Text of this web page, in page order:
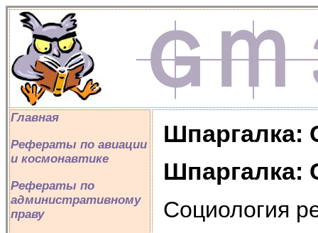
Главная
Рефераты по авиации
и космонавтике
Рефераты по
административному
праву
Шпаргалка:
Шпаргалка:
Социология